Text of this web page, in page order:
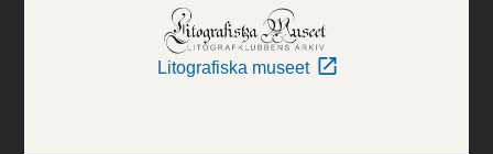
Litografiska museet